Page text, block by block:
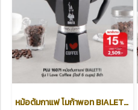
หม้อต้มกาแฟ โมก้าพอท BIALETTI Moka Express รุ่น I Love Coffee สีดำ (ไซส์ 6-cups)